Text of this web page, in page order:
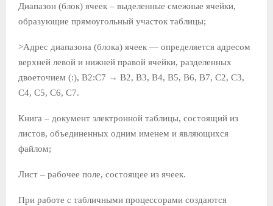
Диапазон (блок) ячеек – выделенные смежные ячейки,
образующие прямоугольный участок таблицы;
>Адрес диапазона (блока) ячеек — определяется адресом
верхней левой и нижней правой ячейки, разделенных
двоеточием (:), B2:C7 → B2, B3, B4, B5, B6, B7, C2, C3,
C4, C5, C6, C7.
Книга – документ электронной таблицы, состоящий из
листов, объединенных одним именем и являющихся
файлом;
Лист – рабочее поле, состоящее из ячеек.
При работе с табличными процессорами создаются